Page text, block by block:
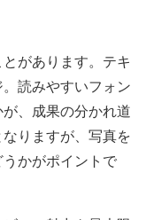
があります。テキ
読みやすいフォン
、成果の分かれ道
りますが、写真を
かがポイントで